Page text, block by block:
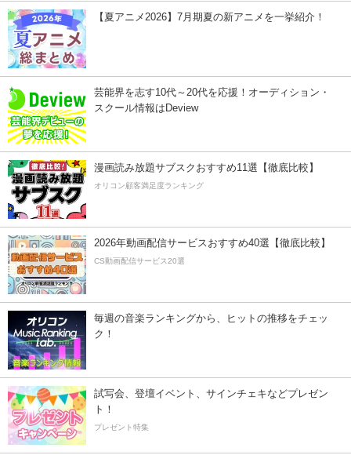
【夏アニメ2026】7月期夏の新アニメを一挙紹介！
芸能界を志す10代～20代を応援！オーディション・
スクール情報はDeview
漫画読み放題サブスクおすすめ11選【徹底比較】
オリコン顧客満足度ランキング
2026年動画配信サービスおすすめ40選【徹底比較】
CS動画配信サービス20選
毎週の音楽ランキングから、ヒットの推移をチェッ
ク！
試写会、登壇イベント、サインチェキなどプレゼン
ト！
プレゼント特集